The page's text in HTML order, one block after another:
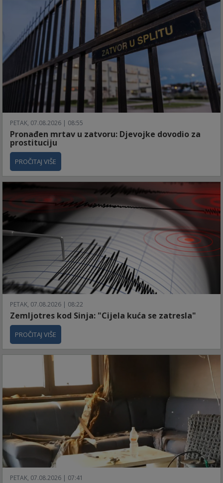
PETAK, 07.08.2026 | 08:55
Pronađen mrtav u zatvoru: Djevojke dovodio za
prostituciju
PROČITAJ VIŠE
PETAK, 07.08.2026 | 08:22
Zemljotres kod Sinja: "Cijela kuća se zatresla"
PROČITAJ VIŠE
PETAK, 07.08.2026 | 07:41